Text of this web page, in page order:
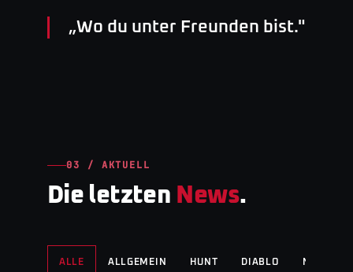
„Wo du unter Freunden bist."
03 / AKTUELL
Die letzten News.
ALLE ALLGEMEIN HUNT DIABLO NO